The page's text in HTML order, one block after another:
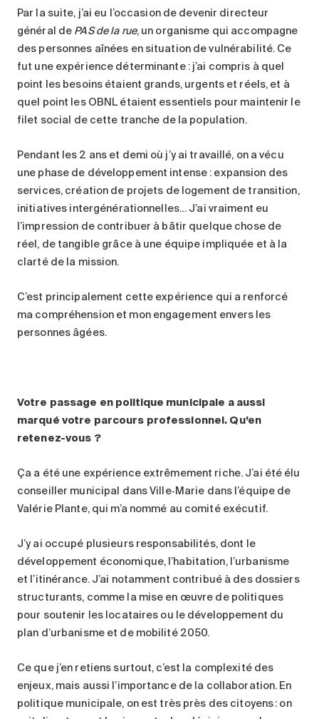
Par la suite, j’ai eu l’occasion de devenir directeur
général de PAS de la rue, un organisme qui accompagne
des personnes aînées en situation de vulnérabilité. Ce
fut une expérience déterminante : j’ai compris à quel
point les besoins étaient grands, urgents et réels, et à
quel point les OBNL étaient essentiels pour maintenir le
filet social de cette tranche de la population.
Pendant les 2 ans et demi où j’y ai travaillé, on a vécu
une phase de développement intense : expansion des
services, création de projets de logement de transition,
initiatives intergénérationnelles… J’ai vraiment eu
l’impression de contribuer à bâtir quelque chose de
réel, de tangible grâce à une équipe impliquée et à la
clarté de la mission.
C’est principalement cette expérience qui a renforcé
ma compréhension et mon engagement envers les
personnes âgées.
Votre passage en politique municipale a aussi
marqué votre parcours professionnel. Qu’en
retenez-vous ?
Ça a été une expérience extrêmement riche. J’ai été élu
conseiller municipal dans Ville‑Marie dans l’équipe de
Valérie Plante, qui m’a nommé au comité exécutif.
J’y ai occupé plusieurs responsabilités, dont le
développement économique, l’habitation, l’urbanisme
et l’itinérance. J’ai notamment contribué à des dossiers
structurants, comme la mise en œuvre de politiques
pour soutenir les locataires ou le développement du
plan d’urbanisme et de mobilité 2050.
Ce que j’en retiens surtout, c’est la complexité des
enjeux, mais aussi l’importance de la collaboration. En
politique municipale, on est très près des citoyens : on